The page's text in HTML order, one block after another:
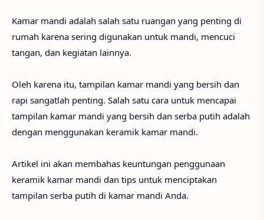
Kamar mandi adalah salah satu ruangan yang penting di
rumah karena sering digunakan untuk mandi, mencuci
tangan, dan kegiatan lainnya.
Oleh karena itu, tampilan kamar mandi yang bersih dan
rapi sangatlah penting. Salah satu cara untuk mencapai
tampilan kamar mandi yang bersih dan serba putih adalah
dengan menggunakan keramik kamar mandi.
Artikel ini akan membahas keuntungan penggunaan
keramik kamar mandi dan tips untuk menciptakan
tampilan serba putih di kamar mandi Anda.